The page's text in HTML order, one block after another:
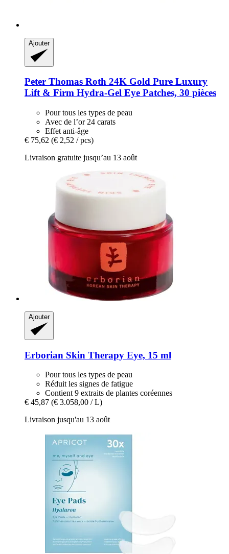
Ajouter
Peter Thomas Roth 24K Gold Pure Luxury
Lift & Firm Hydra-​Gel Eye Patches, 30 pièces
Pour tous les types de peau
Avec de l’or 24 carats
Effet anti-âge
€ 75,62 (€ 2,52 / pcs)
Livraison gratuite jusqu’au 13 août
Ajouter
Erborian Skin Therapy Eye, 15 ml
Pour tous les types de peau
Réduit les signes de fatigue
Contient 9 extraits de plantes coréennes
€ 45,87 (€ 3.058,00 / L)
Livraison jusqu'au 13 août